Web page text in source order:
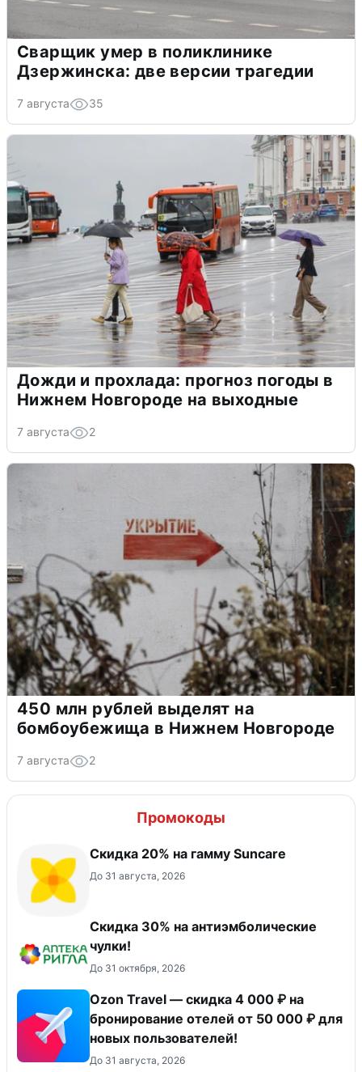
Сварщик умер в поликлинике
Дзержинска: две версии трагедии
7 августа 35
Дожди и прохлада: прогноз погоды в
Нижнем Новгороде на выходные
7 августа 2
450 млн рублей выделят на
бомбоубежища в Нижнем Новгороде
7 августа 2
Промокоды
Скидка 20% на гамму Suncare
До 31 августа, 2026
Скидка 30% на антиэмболические
чулки!
До 31 октября, 2026
Ozon Travel — скидка 4 000 ₽ на
бронирование отелей от 50 000 ₽ для
новых пользователей!
До 31 августа, 2026